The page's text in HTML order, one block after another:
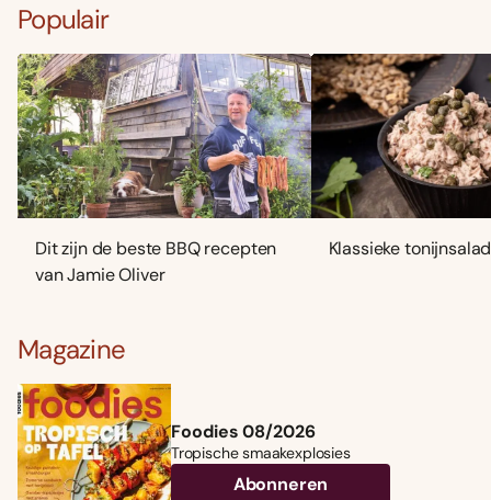
Populair
Dit zijn de beste BBQ recepten
van Jamie Oliver
Klassieke
Magazine
Foodies 08/2026
Tropische smaakexplosies
Abonneren